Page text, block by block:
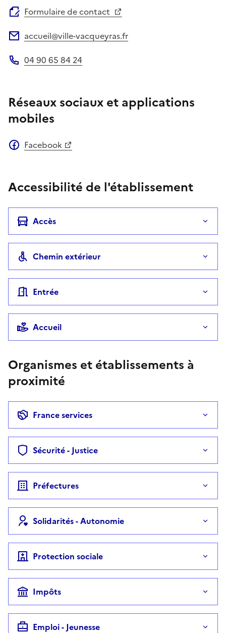
Formulaire de contact
accueil@ville-vacqueyras.fr
04 90 65 84 24
Réseaux sociaux et applications
mobiles
Facebook
Accessibilité de l'établissement
Accès
Chemin extérieur
Entrée
Accueil
Organismes et établissements à
proximité
France services
Sécurité - Justice
Préfectures
Solidarités - Autonomie
Protection sociale
Impôts
Emploi - Jeunesse